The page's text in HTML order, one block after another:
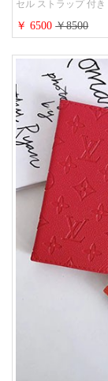
セル ストラップ 付き
帯カバー ハイ ブラ
￥ 6500￥8500